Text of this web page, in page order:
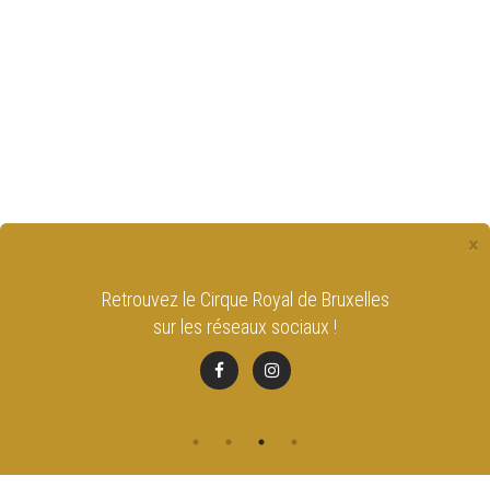
×
Retrouvez le Cirque Royal de Bruxelles
sur les réseaux sociaux !